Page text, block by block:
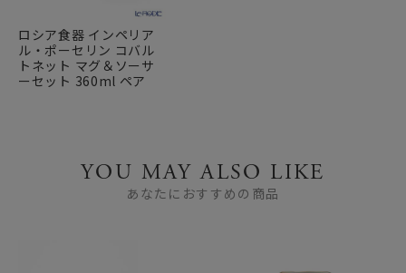
ロシア食器 インペリア
ル・ポーセリン コバル
トネット マグ＆ソーサ
ーセット 360ml ペア
YOU MAY ALSO LIKE
あなたにおすすめの商品